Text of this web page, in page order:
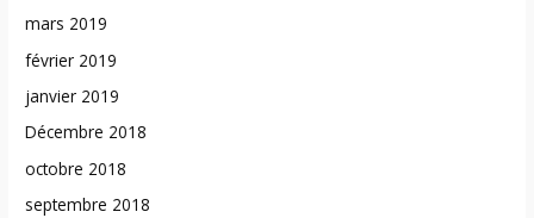
mars 2019
février 2019
janvier 2019
Décembre 2018
octobre 2018
septembre 2018